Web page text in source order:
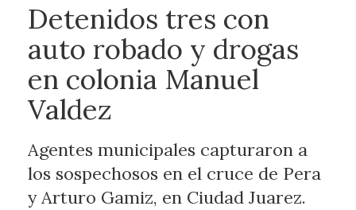
Detenidos tres con
auto robado y drogas
en colonia Manuel
Valdez
Agentes municipales capturaron a
los sospechosos en el cruce de Pera
y Arturo Gamiz, en Ciudad Juarez.